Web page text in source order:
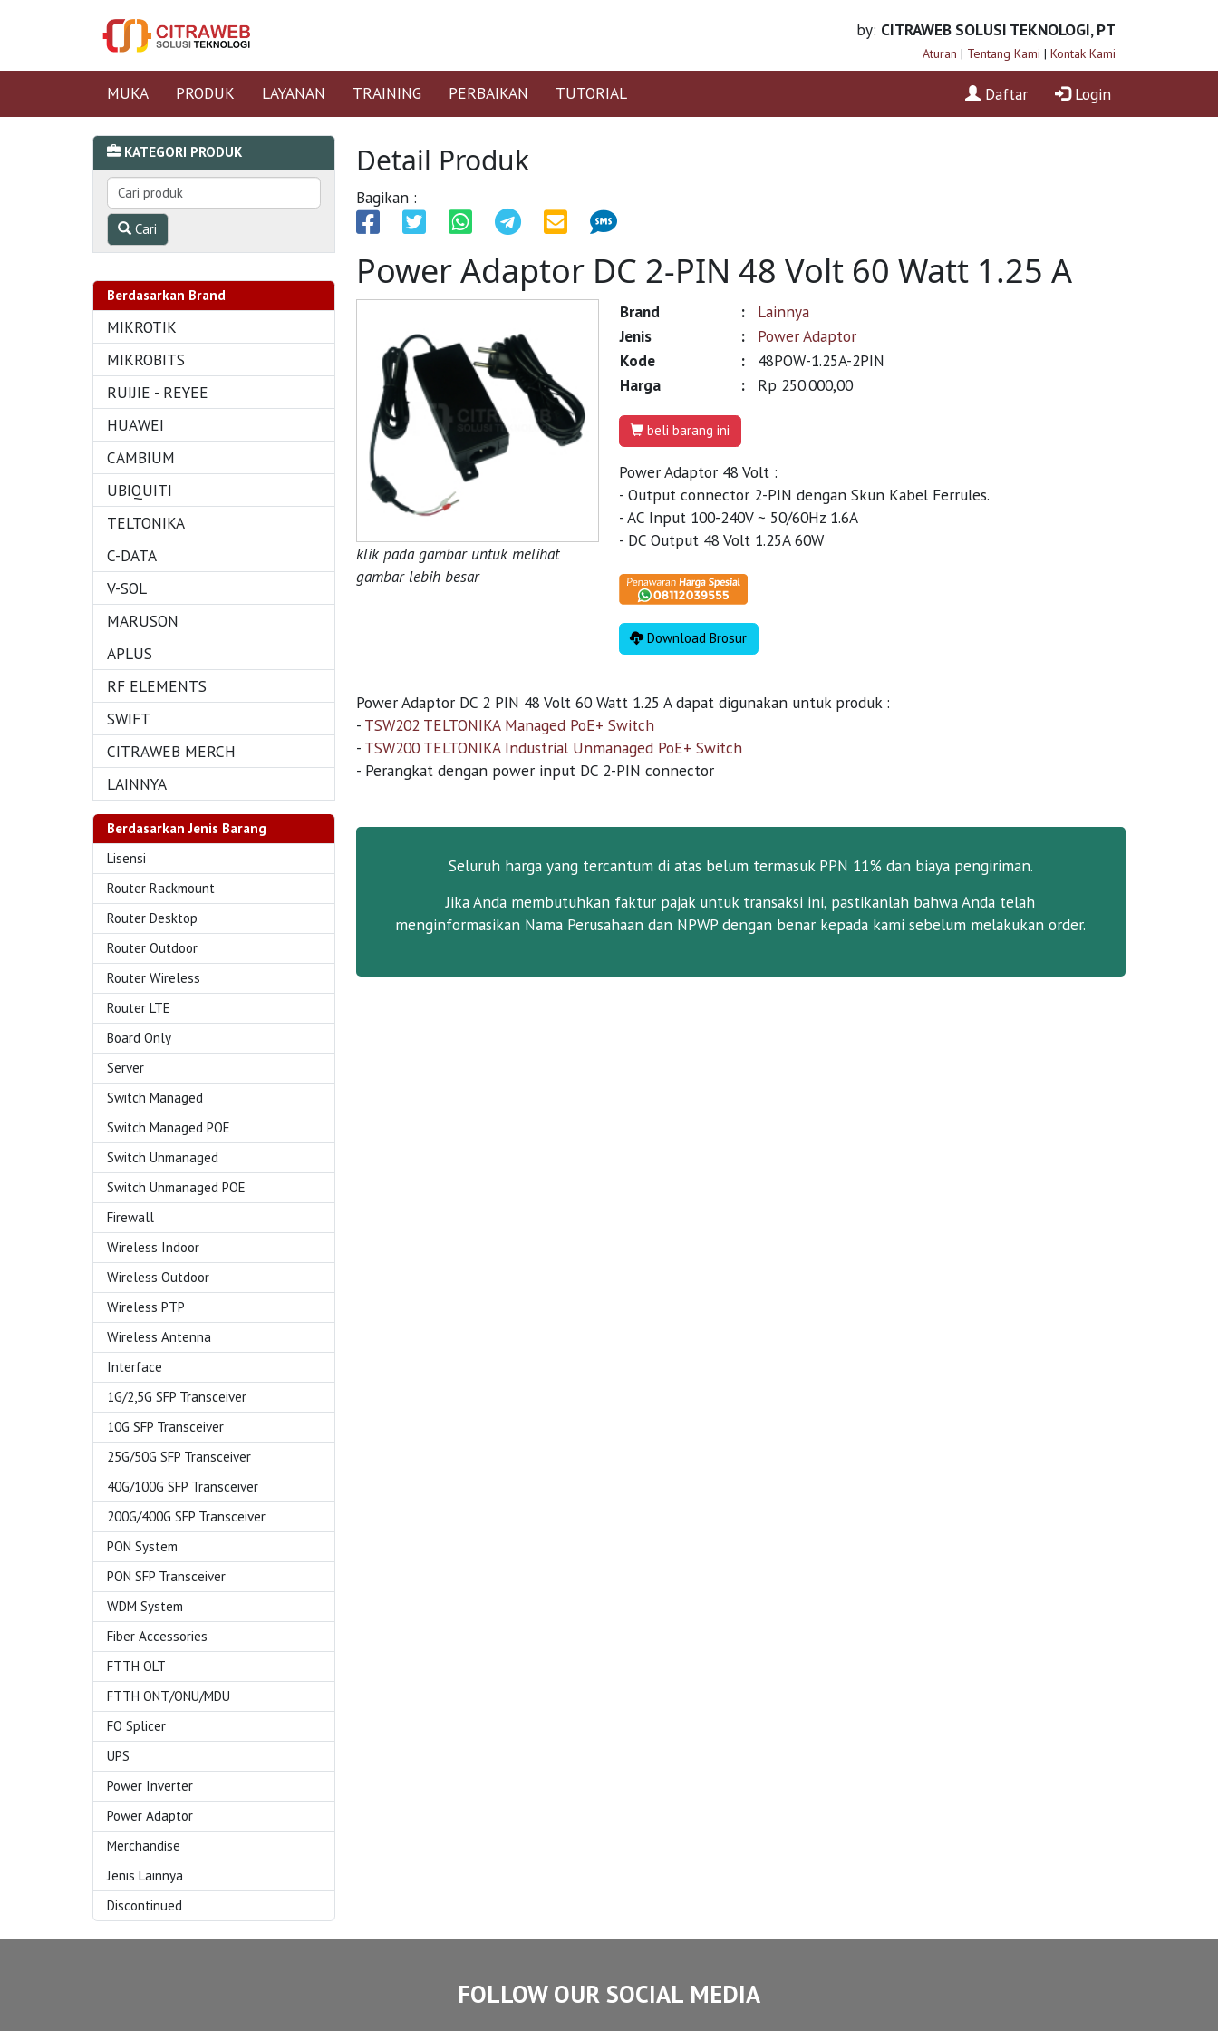
by: CITRAWEB SOLUSI TEKNOLOGI, PT
Aturan | Tentang Kami | Kontak Kami
MUKA PRODUK LAYANAN TRAINING PERBAIKAN TUTORIAL Daftar Login
KATEGORI PRODUK
Cari
Berdasarkan Brand
MIKROTIK
MIKROBITS
RUIJIE - REYEE
HUAWEI
CAMBIUM
UBIQUITI
TELTONIKA
C-DATA
V-SOL
MARUSON
APLUS
RF ELEMENTS
SWIFT
CITRAWEB MERCH
LAINNYA
Berdasarkan Jenis Barang
Lisensi
Router Rackmount
Router Desktop
Router Outdoor
Router Wireless
Router LTE
Board Only
Server
Switch Managed
Switch Managed POE
Switch Unmanaged
Switch Unmanaged POE
Firewall
Wireless Indoor
Wireless Outdoor
Wireless PTP
Wireless Antenna
Interface
1G/2,5G SFP Transceiver
10G SFP Transceiver
25G/50G SFP Transceiver
40G/100G SFP Transceiver
200G/400G SFP Transceiver
PON System
PON SFP Transceiver
WDM System
Fiber Accessories
FTTH OLT
FTTH ONT/ONU/MDU
FO Splicer
UPS
Power Inverter
Power Adaptor
Merchandise
Jenis Lainnya
Discontinued
Detail Produk
Bagikan :
Power Adaptor DC 2-PIN 48 Volt 60 Watt 1.25 A
klik pada gambar untuk melihat
gambar lebih besar
Brand :
Lainnya
Jenis
:
Power Adaptor
Kode
:
48POW-1.25A-2PIN
Harga
: Rp 250.000,00
beli barang ini
Power Adaptor 48 Volt :
- Output connector 2-PIN dengan Skun Kabel Ferrules.
- AC Input 100-240V ~ 50/60Hz 1.6A
- DC Output 48 Volt 1.25A 60W
Download Brosur
Power Adaptor DC 2 PIN 48 Volt 60 Watt 1.25 A dapat digunakan untuk produk :
- TSW202 TELTONIKA Managed PoE+ Switch
- TSW200 TELTONIKA Industrial Unmanaged PoE+ Switch
- Perangkat dengan power input DC 2-PIN connector
Seluruh harga yang tercantum di atas belum termasuk PPN 11% dan biaya pengiriman.
Jika Anda membutuhkan faktur pajak untuk transaksi ini, pastikanlah bahwa Anda telah
menginformasikan Nama Perusahaan dan NPWP dengan benar kepada kami sebelum melakukan order.
FOLLOW OUR SOCIAL MEDIA